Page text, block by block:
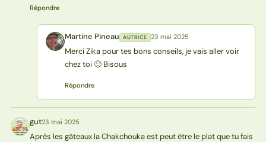
Répondre
MP Martine Pineau AUTRICE 23 mai 2025
Merci Zika pour tes bons conseils, je vais aller voir
chez toi 🙂 Bisous
Répondre
G gut23 mai 2025
Après les gâteaux la Chakchouka est peut être le plat que tu fais